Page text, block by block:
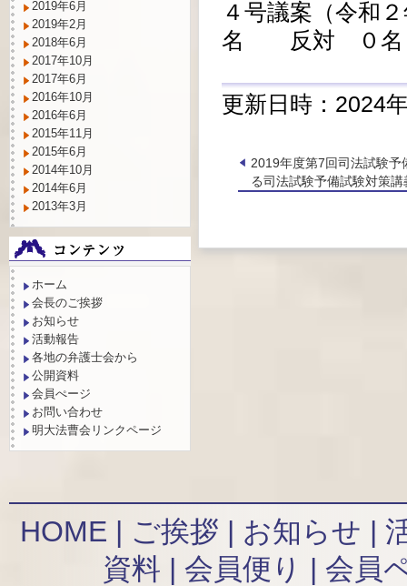
４号議案（
名 反対 ０名
更新日時：2024
2019年度第7回司法試験
る司法試験予備試験対策
2019年6月
2019年2月
2018年6月
2017年10月
2017年6月
2016年10月
2016年6月
2015年11月
2015年6月
2014年10月
2014年6月
2013年3月
ホーム
会長のご挨拶
お知らせ
活動報告
各地の弁護士会から
公開資料
会員ぺージ
お問い合わせ
明大法曹会リンクページ
HOME | ご挨拶 | お知らせ |
資料 | 会員便り | 会員